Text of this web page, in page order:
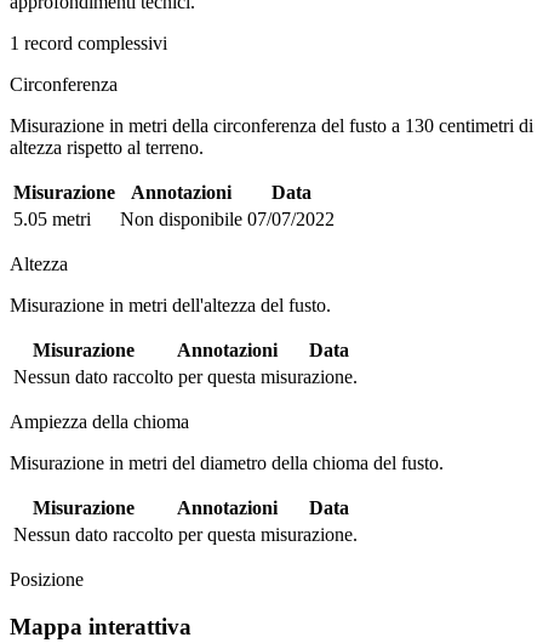
1 record complessivi
Circonferenza
Misurazione in metri della circonferenza del fusto a 130 centimetri di
altezza rispetto al terreno.
Misurazione Annotazioni
Data
5.05 metri
Non disponibile 07/07/2022
Altezza
Misurazione in metri dell'altezza del fusto.
Misurazione Annotazioni
Data
Nessun dato raccolto per questa misurazione.
Ampiezza della chioma
Misurazione in metri del diametro della chioma del fusto.
Misurazione Annotazioni
Data
Nessun dato raccolto per questa misurazione.
Posizione
Mappa interattiva